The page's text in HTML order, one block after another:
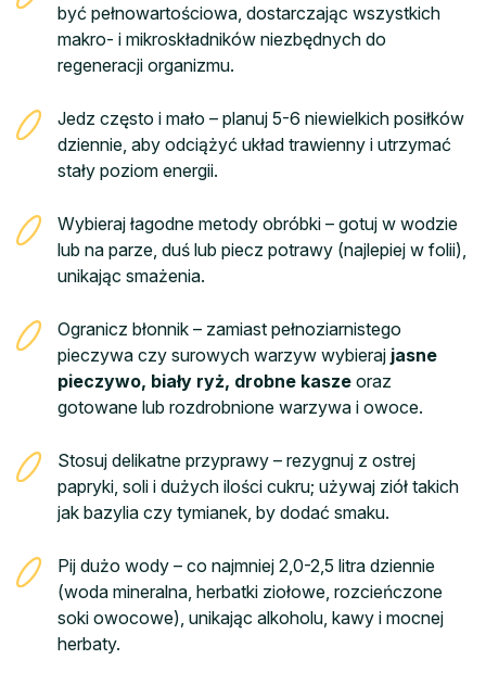
być pełnowartościowa, dostarczając wszystkich
makro- i mikroskładników niezbędnych do
regeneracji organizmu.
Jedz często i mało – planuj 5-6 niewielkich posiłków
dziennie, aby odciążyć układ trawienny i utrzymać
stały poziom energii.
Wybieraj łagodne metody obróbki – gotuj w wodzie
lub na parze, duś lub piecz potrawy (najlepiej w folii),
unikając smażenia.
Ogranicz błonnik – zamiast pełnoziarnistego
pieczywa czy surowych warzyw wybieraj jasne
pieczywo, biały ryż, drobne kasze oraz
gotowane lub rozdrobnione warzywa i owoce.
Stosuj delikatne przyprawy – rezygnuj z ostrej
papryki, soli i dużych ilości cukru; używaj ziół takich
jak bazylia czy tymianek, by dodać smaku.
Pij dużo wody – co najmniej 2,0-2,5 litra dziennie
(woda mineralna, herbatki ziołowe, rozcieńczone
soki owocowe), unikając alkoholu, kawy i mocnej
herbaty.